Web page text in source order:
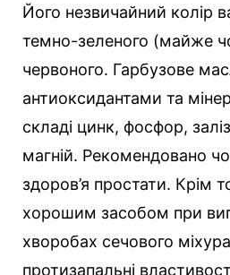
Його незвичайний колір
темно-зеленого (майже
червоного. Гарбузове
антиоксидантами та
складі цинк, фосфор,
магній. Рекомендовано
здоров’я простати. Крім
хорошим засобом при
хворобах сечового
протизапальні